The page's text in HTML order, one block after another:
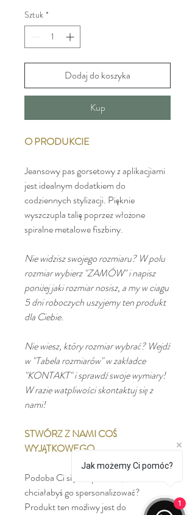
Sztuk *
Dodaj do koszyka
Kup
O PRODUKCIE
Jeansowy pas gorsetowy z aplikacjiami
jest idealnym dodatkiem do
codziennych stylizacji. Pięknie
wyszczupla talię poprzez włożone
spiralne metalowe fiszbiny.
Nie widzisz swojego rozmiaru? W polu
rozmiar wybierz "ZAMÓW" i napisz
poniżej jaki rozmiar nosisz, a my w ciagu
5 dni roboczych uszyjemy ten produkt
dla Ciebie.
Nie wiesz, który rozmiar wybrać? Wejdź
w "Tabela rozmiarów" w zakładce
"KONTAKT" i sprawdź swoje wymiary!
W razie watpliwości skontaktuj się z
nami!
STWÓRZ Z NAMI COŚ
WYJĄTKOWEGO
Podoba Ci się ten produkt, ale
chciałabyś go spersonalizować?
Produkt ten możliwy jest do
Jak możemy Ci pomóc?
1